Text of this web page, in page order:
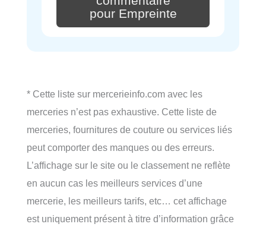
pour Empreinte
* Cette liste sur mercerieinfo.com avec les
merceries n’est pas exhaustive. Cette liste de
merceries, fournitures de couture ou services liés
peut comporter des manques ou des erreurs.
L’affichage sur le site ou le classement ne reflète
en aucun cas les meilleurs services d’une
mercerie, les meilleurs tarifs, etc… cet affichage
est uniquement présent à titre d’information grâce